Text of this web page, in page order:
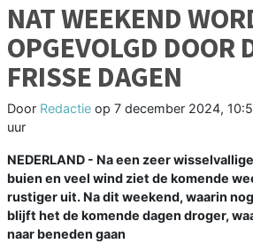
NAT WEEKEND
OPGEVOLGD DOOR
FRISSE DAGEN
Door Redactie op 7 december 2024,
uur
NEDERLAND - Na een zeer
buien en veel wind ziet de komende
rustiger uit. Na dit weekend, waarin
blijft het de komende dagen droger,
naar beneden gaan